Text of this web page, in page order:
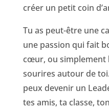
créer un petit coin
Tu as peut-être une
une passion qui fait
cœur, ou simplement
sourires autour de
peux devenir un
tes amis, ta classe,